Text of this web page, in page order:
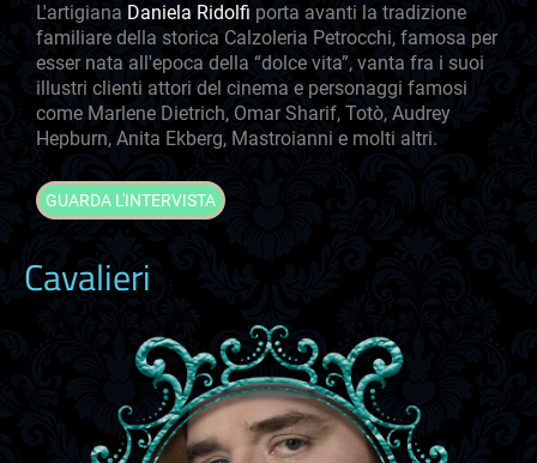
L'artigiana Daniela Ridolfi porta avanti la tradizione
familiare della storica Calzoleria Petrocchi, famosa per
esser nata all'epoca della “dolce vita”, vanta fra i suoi
illustri clienti attori del cinema e personaggi famosi
come Marlene Dietrich, Omar Sharif, Totò, Audrey
Hepburn, Anita Ekberg, Mastroianni e molti altri.
GUARDA L'INTERVISTA
Cavalieri